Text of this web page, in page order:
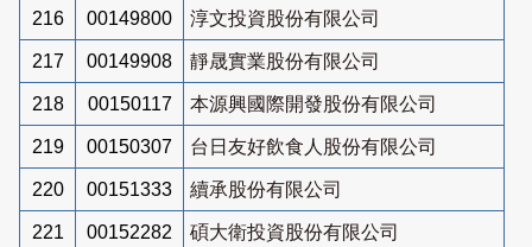
216 00149800 淳文投資股份有限公司
217 00149908 靜晟實業股份有限公司
218 00150117 本源興國際開發股份有限公司
219 00150307 台日友好飲食人股份有限公司
220 00151333 續承股份有限公司
221 00152282 碩大衛投資股份有限公司